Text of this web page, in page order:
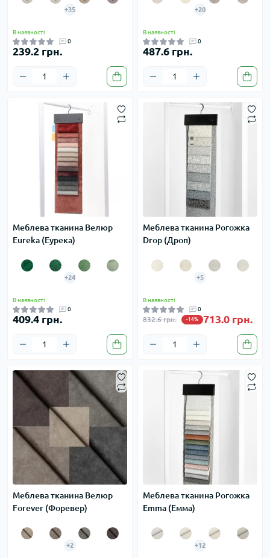
+35
В наявності
0
239.2 грн.
+20
В наявності
0
487.6 грн.
Меблева тканина Велюр
Eureka (Еурека)
+24
В наявності
0
409.4 грн.
Меблева тканина Рогожка
Drop (Дроп)
+5
В наявності
0
832.6 грн. -14% 713.0 грн.
Меблева тканина Велюр
Forever (Форевер)
+2
Меблева тканина Рогожка
Emma (Емма)
+12